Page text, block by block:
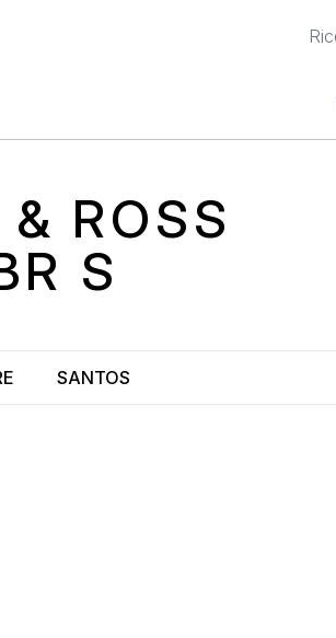
ROSS
S
SANTOS